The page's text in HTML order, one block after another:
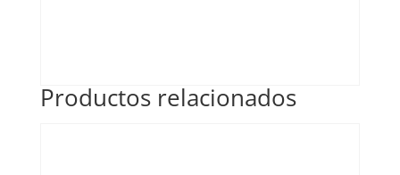
Productos relacionados